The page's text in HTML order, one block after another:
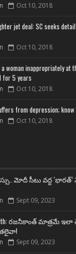
Oct 10, 2018
jet deal: SC seeks
Oct 10, 2018
a woman inappropriately at
for 5 years
Oct 10, 2018
from depression; know
Oct 10, 2018
మోదీ సీటు వద్ద
Sept 09, 2023
రజనీకాంత్ మాత్రమే
Sept 09, 2023